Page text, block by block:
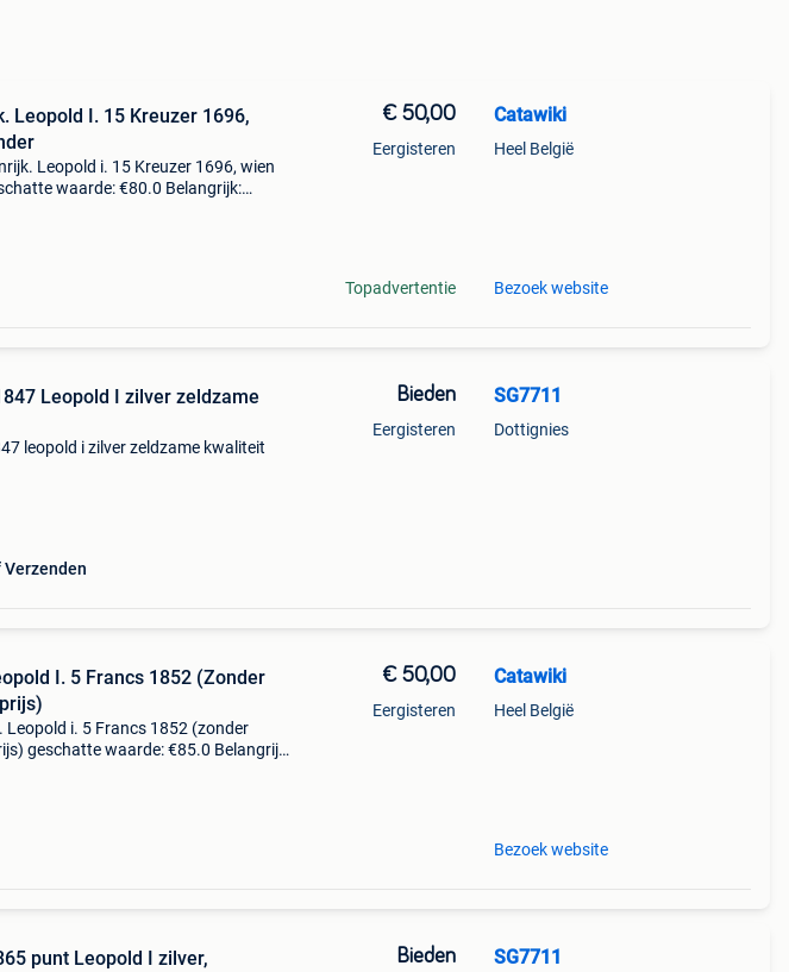
Leopold I. 15 Kreuzer 1696,
Leopold i. 15 Kreuzer 1696, wien
waarde: €80.0 Belangrijk:
€ 50,00
Eergisteren
Topadvertentie
Catawiki
Heel België
Bezoek website
Leopold I zilver zeldzame
leopold i zilver zeldzame kwaliteit
Bieden
Eergisteren
SG7711
Dottignies
I. 5 Francs 1852 (Zonder
Leopold i. 5 Francs 1852 (zonder
geschatte waarde: €85.0 Belangrijk:
€ 50,00
Eergisteren
Catawiki
Heel België
Bezoek website
punt Leopold I zilver,
Bieden SG7711